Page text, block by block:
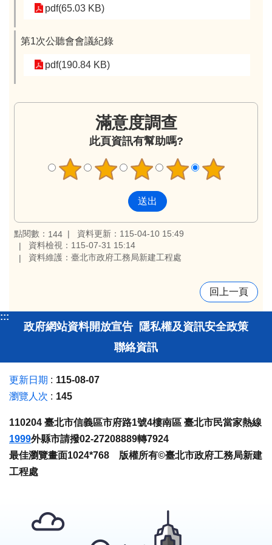
pdf(65.03 KB)
第1次公聽會會議紀錄
pdf(190.84 KB)
滿意度調查
此頁資訊有幫助嗎?
點閱數： 144
資料更新：115-04-10 15:49
資料檢視：115-07-31 15:14
資料維護：臺北市政府工務局新建工程處
回上一頁
:::
政府網站資料開放宣告 隱私權及資訊安全政策
聯絡資訊
更新日期
115-08-07
瀏覽人次
145
110204 臺北市信義區市府路1號4樓南區 臺北市民當家熱線
1999外縣市請撥02-27208889轉7924
最佳瀏覽畫面1024*768 版權所有©臺北市政府工務局新建
工程處